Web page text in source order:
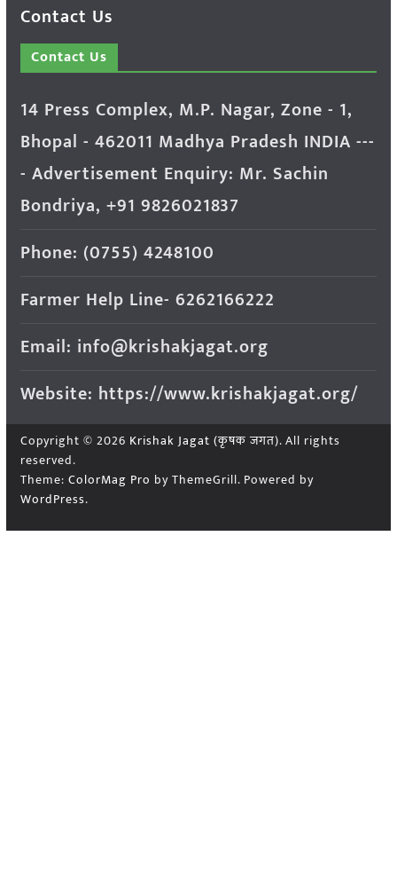
Contact Us
Contact Us
14 Press Complex, M.P. Nagar, Zone - 1,
Bhopal - 462011 Madhya Pradesh INDIA ---
- Advertisement Enquiry: Mr. Sachin
Bondriya, +91 9826021837
Phone: (0755) 4248100
Farmer Help Line- 6262166222
Email: info@krishakjagat.org
Website: https://www.krishakjagat.org/
Copyright © 2026 Krishak Jagat (कृषक जगत). All rights
reserved.
Theme: ColorMag Pro by ThemeGrill. Powered by
WordPress.